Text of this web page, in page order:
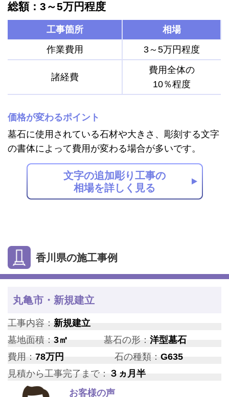
総額：3～5万円程度
工事箇所
相場
作業費用
3～5万円程度
諸経費
費用全体の
10％程度
価格が変わるポイント
墓石に使用されている石材や大きさ、彫刻する文字
の書体によって費用が変わる場合が多いです。
文字の追加彫り工事の
相場を詳しく見る
香川県の施工事例
丸亀市・新規建立
工事内容： 新規建立
墓地面積： 3㎡ 墓石の形：洋型墓石
費用： 78万円 石の種類： G635
見積から工事完了まで： ３ヵ月半
お客様の声